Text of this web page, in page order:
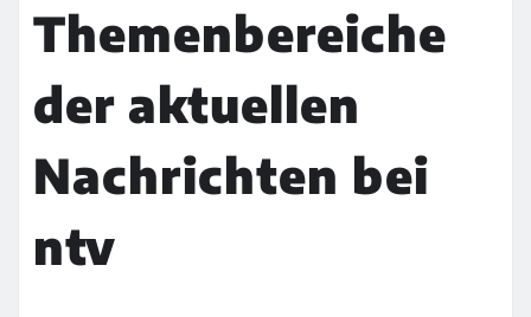
Themenbereiche
der aktuellen
Nachrichten bei
ntv